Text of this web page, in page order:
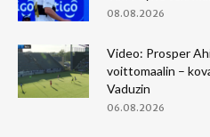
08.08.2026
Video: Prosper
voittomaalin –
Vaduzin
06.08.2026